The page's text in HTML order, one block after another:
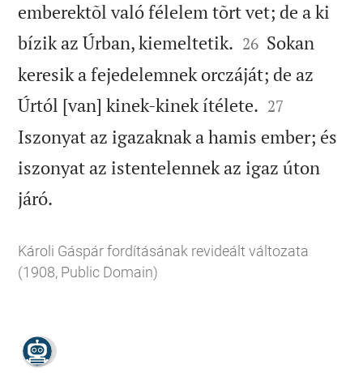
emberektõl való félelem tõrt vet; de a ki
bízik az Úrban, kiemeltetik. 

26 Sokan
keresik a fejedelemnek orczáját; de az
Úrtól [van] kinek-kinek ítélete. 

27
Iszonyat az igazaknak a hamis ember; és
iszonyat az istentelennek az igaz úton
járó.
Károli Gáspár fordításának revideált változata
(1908, Public Domain)